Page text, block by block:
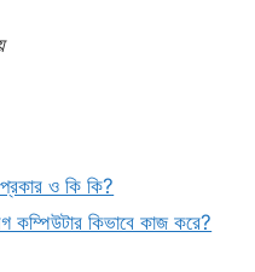
ও কি কি?
কম্পিউটার কিভাবে কাজ করে?